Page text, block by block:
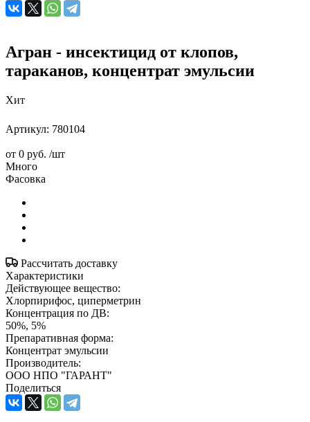
Агран - инсектицид от клопов,
тараканов, концентрат эмульсии
Хит
Артикул: 780104
от 0 руб. /шт
Много
Фасовка
Рассчитать доставку
Характеристики
Действующее вещество:
Хлорпирифос, циперметрин
Концентрация по ДВ:
50%, 5%
Препаративная форма:
Концентрат эмульсии
Производитель:
ООО НПО "ГАРАНТ"
Поделиться